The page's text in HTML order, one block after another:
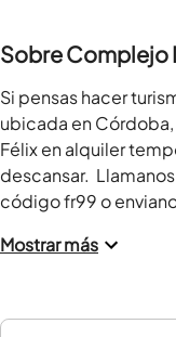
Sobre Complejo
Si pensas hacer
ubicada en
Félix en alquiler
descansar.
código fr99 o
Mostrar más